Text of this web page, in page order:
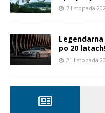
7 listopada
po 20
21 listopada